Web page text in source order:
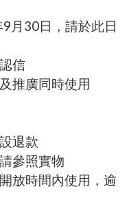
月30日，請於此日
信
推廣同時使用
退款
參照實物
放時間內使用，逾